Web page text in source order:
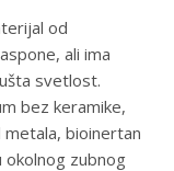
od
ali ima
svetlost.
bez keramike,
metala, bioinertan
okolnog zubnog